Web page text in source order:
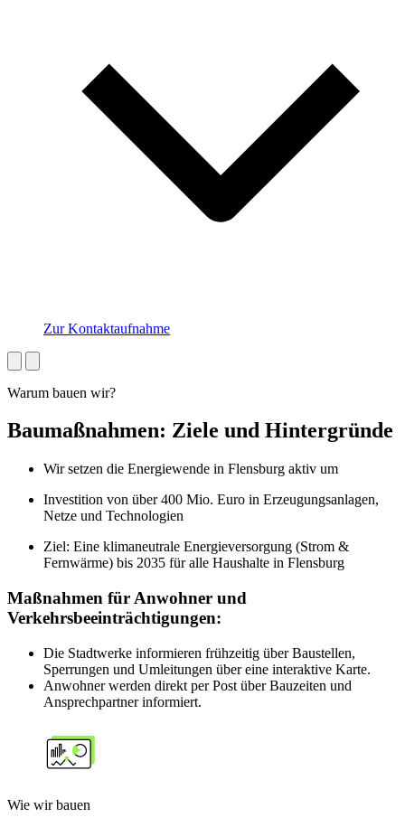
Zur Kontaktaufnahme
Warum bauen wir?
Baumaßnahmen: Ziele und Hintergründe
Wir setzen die Energiewende in Flensburg aktiv um
Investition von über 400 Mio. Euro in Erzeugungsanlagen,
Netze und Technologien
Ziel: Eine klimaneutrale Energieversorgung (Strom &
Fernwärme) bis 2035 für alle Haushalte in Flensburg
Maßnahmen für Anwohner und
Verkehrsbeeinträchtigungen:
Die Stadtwerke informieren frühzeitig über Baustellen,
Sperrungen und Umleitungen über eine interaktive Karte.
Anwohner werden direkt per Post über Bauzeiten und
Ansprechpartner informiert.
Wie wir bauen